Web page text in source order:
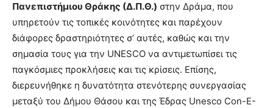
Πανεπιστήμιου Θράκης (Δ.Π.Θ.) στην Δράμα, που
υπηρετούν τις τοπικές κοινότητες και παρέχουν
διάφορες δραστηριότητες σ’ αυτές, καθώς και την
σημασία τους για την UNESCO να αντιμετωπίσει τις
παγκόσμιες προκλήσεις και τις κρίσεις. Επίσης,
διερευνήθηκε η δυνατότητα στενότερης συνεργασίας
μεταξύ του Δήμου Θάσου και της Έδρας Unesco Con-Ε-